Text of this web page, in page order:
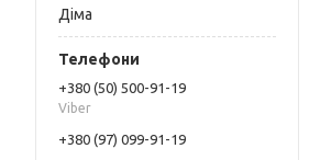
Діма
+380 (50) 500-91-19
Viber
+380 (97) 099-91-19